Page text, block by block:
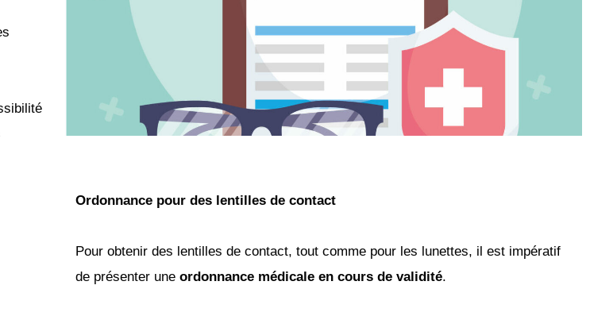
Ordonnance pour des lentilles de contact
Pour obtenir des lentilles de contact, tout comme pour les lunettes, il est impératif
de présenter une ordonnance médicale en cours de validité.